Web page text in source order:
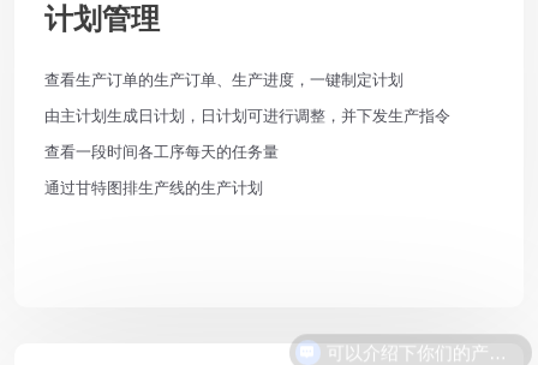
计划管理
查看生产订单的生产订单、生产进度，一键制定计划
由主计划生成日计划，日计划可进行调整，并下发生产指令
查看一段时间各工序每天的任务量
通过甘特图排生产线的生产计划